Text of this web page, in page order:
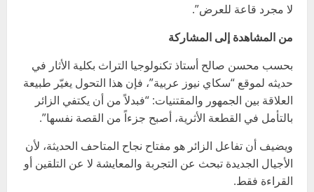
لا مجرد قاعة للعرض”.
من المشاهدة إلى المشاركة
بحسب محسن صالح أستاذ تكنولوجيا التراث بكلية الأثار في
حديثه لموقع “سكاي نيوز عربية”، فإن هذا التحول يغيّر طبيعة
العلاقة بين الجمهور والمقتنيات: “فبدلاً من أن يكتفي الزائر
بالتأمل في القطعة الأثرية، أصبح جزءاً من القصة نفسها”.
ويضيف أن تفاعل الزائر هو مفتاح نجاح المتاحف الحديثة، لأن
الأجيال الجديدة تبحث عن التجربة والمعايشة لا عن التلقين أو
القراءة فقط.